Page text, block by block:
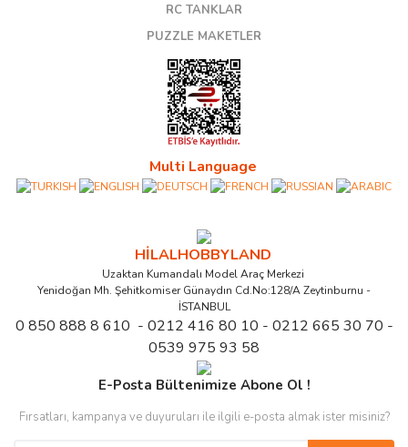
RC TANKLAR
PUZZLE MAKETLER
Multi Language
HİLALHOBBYLAND
Uzaktan Kumandalı Model Araç Merkezi
Yenidoğan Mh. Şehitkomiser Günaydın Cd.No:128/A Zeytinburnu -
İSTANBUL
0 850 888 8 610 - 0212 416 80 10 - 0212 665 30 70 -
0539 975 93 58
E-Posta Bültenimize Abone Ol !
Fırsatları, kampanya ve duyuruları ile ilgili e-posta almak ister misiniz?